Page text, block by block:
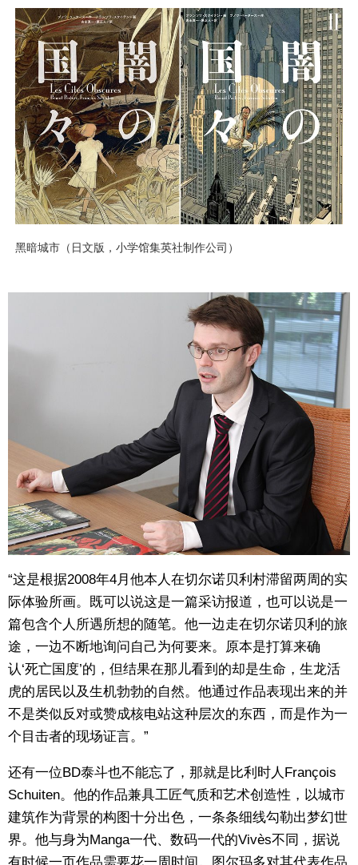
黑暗城市（日文版，小学馆集英社制作公司）
“这是根据2008年4月他本人在切尔诺贝利村滞留两周的实
际体验所画。既可以说这是一篇采访报道，也可以说是一
篇包含个人所遇所想的随笔。他一边走在切尔诺贝利的旅
途，一边不断地询问自己为何要来。原本是打算来确
认‘死亡国度’的，但结果在那儿看到的却是生命，生龙活
虎的居民以及生机勃勃的自然。他通过作品表现出来的并
不是类似反对或赞成核电站这种层次的东西，而是作为一
个目击者的现场证言。”
还有一位BD泰斗也不能忘了，那就是比利时人François
Schuiten。他的作品兼具工匠气质和艺术创造性，以城市
建筑作为背景的构图十分出色，一条条细线勾勒出梦幻世
界。他与身为Manga一代、数码一代的Vivès不同，据说